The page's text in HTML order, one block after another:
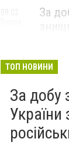
За
ТОП НОВИНИ
За добу